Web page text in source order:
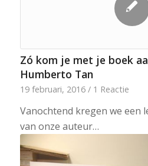
Zó kom je met je boek
Humberto Tan
19 februari, 2016 / 1 Reactie
Vanochtend kregen we een
van onze auteur…